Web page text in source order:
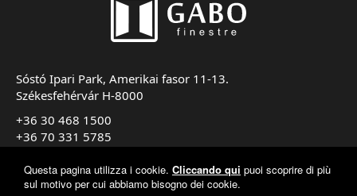
Questa pagina utilizza i cookie. Cliccando qui puoi scoprire di più
sul motivo per cui abbiamo bisogno dei cookie.
Sóstó Ipari Park, Amerikai fasor 11-13.
Székesfehérvár H-8000
+36 30 468 1500
+36 70 331 5785